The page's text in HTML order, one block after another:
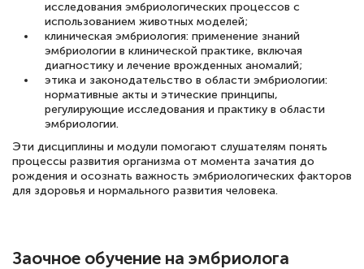
исследования эмбриологических процессов с
использованием животных моделей;
клиническая эмбриология: применение знаний
эмбриологии в клинической практике, включая
диагностику и лечение врожденных аномалий;
этика и законодательство в области эмбриологии:
нормативные акты и этические принципы,
регулирующие исследования и практику в области
эмбриологии.
Эти дисциплины и модули помогают слушателям понять
процессы развития организма от момента зачатия до
рождения и осознать важность эмбриологических факторов
для здоровья и нормального развития человека.
Заочное обучение на эмбриолога